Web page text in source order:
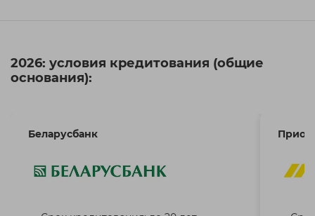
2026: условия кредитования (общие
основания):
Беларусбанк